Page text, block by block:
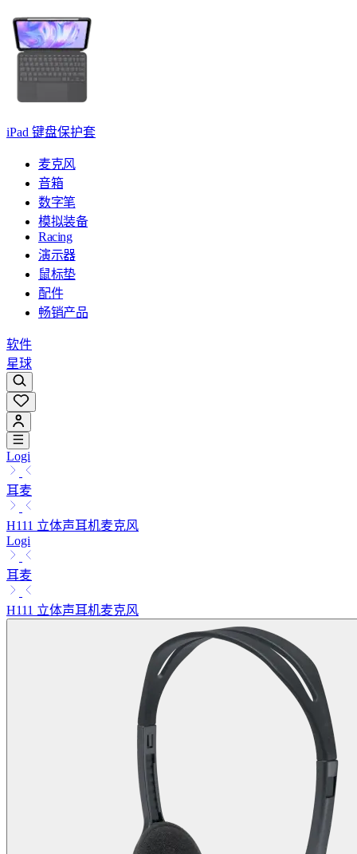
iPad 键盘保护套
麦克风
音箱
数字笔
模拟装备
Racing
演示器
鼠标垫
配件
畅销产品
软件
星球
Logi
耳麦
H111 立体声耳机麦克风
Logi
耳麦
H111 立体声耳机麦克风